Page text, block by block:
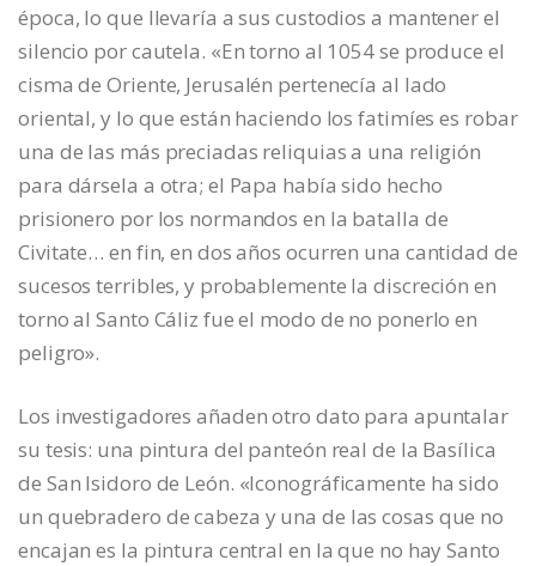
época, lo que llevaría a sus custodios a mantener el
silencio por cautela. «En torno al 1054 se produce el
cisma de Oriente, Jerusalén pertenecía al lado
oriental, y lo que están haciendo los fatimíes es robar
una de las más preciadas reliquias a una religión
para dársela a otra; el Papa había sido hecho
prisionero por los normandos en la batalla de
Civitate… en fin, en dos años ocurren una cantidad de
sucesos terribles, y probablemente la discreción en
torno al Santo Cáliz fue el modo de no ponerlo en
peligro».
Los investigadores añaden otro dato para apuntalar
su tesis: una pintura del panteón real de la Basílica
de San Isidoro de León. «Iconográficamente ha sido
un quebradero de cabeza y una de las cosas que no
encajan es la pintura central en la que no hay Santo